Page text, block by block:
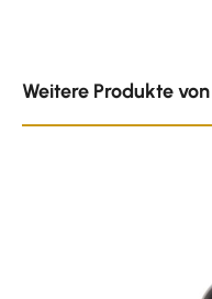
Weitere Produkte